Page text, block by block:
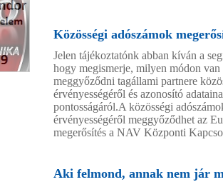
Közösségi adószámok
Jelen tájékoztatónk abban kíván a
hogy megismerje, milyen módon van
meggyőződni tagállami partnere
érvényességéről és azonosító
pontosságáról.A közösségi
érvényességéről meggyőződhet az
megerősítés a NAV Központi
Aki felmond, annak nem jár